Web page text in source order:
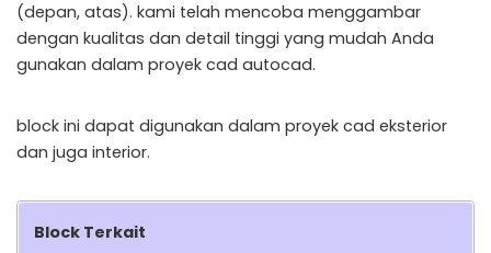
(depan, atas). kami telah mencoba menggambar
dengan kualitas dan detail tinggi yang mudah Anda
gunakan dalam proyek cad autocad.
block ini dapat digunakan dalam proyek cad eksterior
dan juga interior.
Block Terkait